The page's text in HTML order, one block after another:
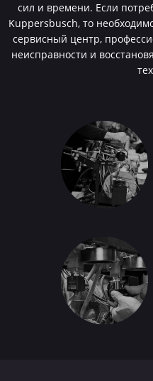
сил и времени. Если
Kuppersbusch, то
сервисный центр,
неисправности и